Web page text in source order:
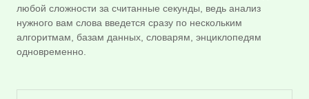
любой сложности за считанные секунды, ведь анализ
нужного вам слова введется сразу по нескольким
алгоритмам, базам данных, словарям, энциклопедям
одновременно.